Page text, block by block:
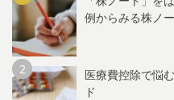
例からみる株ノ
医療費控除で悩
ド